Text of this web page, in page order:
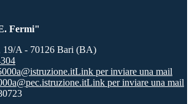
Fermi"
19/A - 70126 Bari (BA)
Link per inviare una mail
Link per inviare una mail